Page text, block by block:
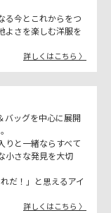
る今とこれからをつ
よさを楽しむ洋服を
詳しくはこちら 〉
バッグを中心に展開
りと一緒ならすべて
小さな発見を大切
だ！」と思えるアイ
詳しくはこちら 〉